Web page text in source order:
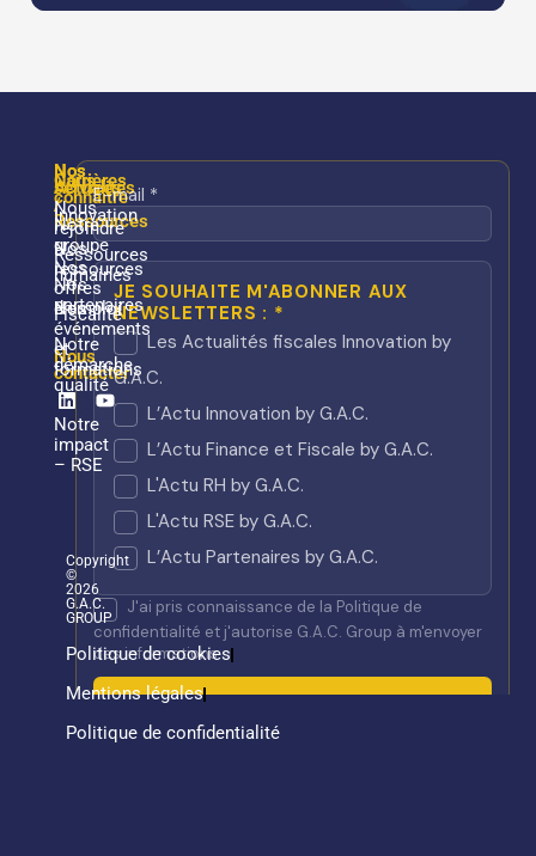
Nos
services
Innovation
Ressources
humaines
Fiscalité
Nos
Actualités
/
Ressources
Nos
ressources
Nos
événements
et
formations
Nous
connaître
Notre
groupe
Nos
partenaires
Notre
démarche
qualité
Notre
impact
– RSE
Carrières
Nous
rejoindre
Nos
offres
d’emploi
Nous
contacter
LinkedinYoutube
Copyright
©
2026
G.A.C.
GROUP
Politique de cookies
Mentions légales
Politique de confidentialité